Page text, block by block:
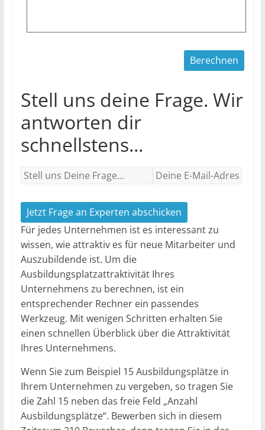
Stell uns deine Frage. Wir
antworten dir
schnellstens...
Jetzt Frage an Experten abschicken
Für jedes Unternehmen ist es interessant zu
wissen, wie attraktiv es für neue Mitarbeiter und
Auszubildende ist. Um die
Ausbildungsplatzattraktivität Ihres
Unternehmens zu berechnen, ist ein
entsprechender Rechner ein passendes
Werkzeug. Mit wenigen Schritten erhalten Sie
einen schnellen Überblick über die Attraktivität
Ihres Unternehmens.
Wenn Sie zum Beispiel 15 Ausbildungsplätze in
Ihrem Unternehmen zu vergeben, so tragen Sie
die Zahl 15 neben das freie Feld „Anzahl
Ausbildungsplätze“. Bewerben sich in diesem